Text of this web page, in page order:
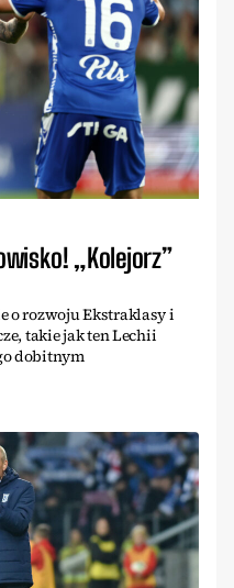
„Kolejorz”
o rozwoju Ekstraklasy i
takie jak ten Lechii
dobitnym